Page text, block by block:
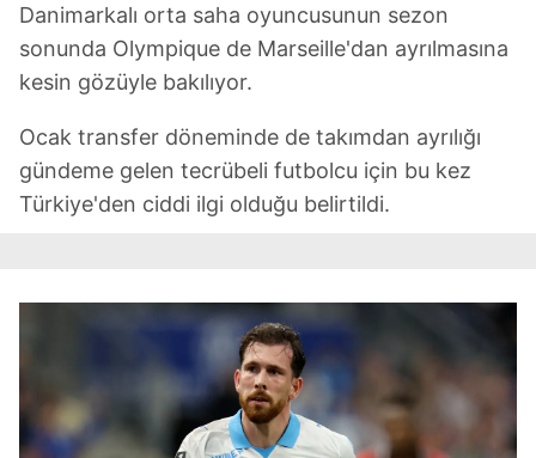
Danimarkalı orta saha oyuncusunun sezon
sonunda Olympique de Marseille'dan ayrılmasına
kesin gözüyle bakılıyor.
Ocak transfer döneminde de takımdan ayrılığı
gündeme gelen tecrübeli futbolcu için bu kez
Türkiye'den ciddi ilgi olduğu belirtildi.